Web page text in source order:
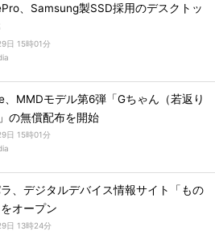
、Samsung製SSD採用のデスクトッ
日 15時01分
、MMDモデル第6弾「Gちゃん（若返り
の無償配布を開始
日 15時01分
ラ、デジタルデバイス情報サイト「もの
オープン
日 13時24分